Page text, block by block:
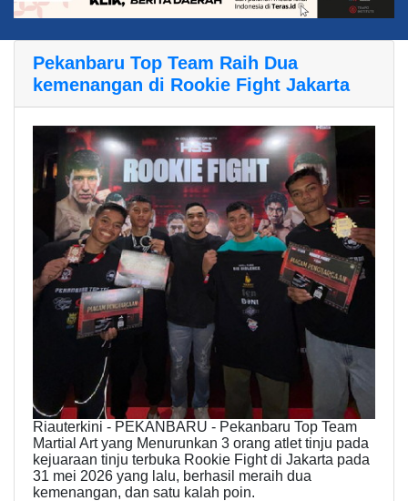
Pekanbaru Top Team Raih Dua
kemenangan di Rookie Fight Jakarta
Riauterkini - PEKANBARU - Pekanbaru Top Team
Martial Art yang Menurunkan 3 orang atlet tinju pada
kejuaraan tinju terbuka Rookie Fight di Jakarta pada
31 mei 2026 yang lalu, berhasil meraih dua
kemenangan, dan satu kalah poin.